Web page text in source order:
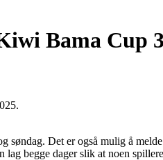
Bama Cup
søndag. Det er også mulig å
begge dager slik at noen